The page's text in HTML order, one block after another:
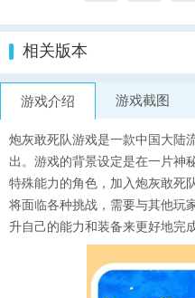
相关版本
游戏介绍 游戏截图
炮灰敢死队游戏是一款中国大陆
出。游戏的背景设定是在一片神
特殊能力的角色，加入炮灰敢死
将面临各种挑战，需要与其他玩
升自己的能力和装备来更好地完